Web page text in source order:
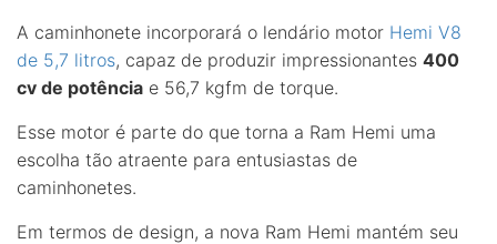
A caminhonete incorporará o lendário motor Hemi V8
de 5,7 litros, capaz de produzir impressionantes 400
cv de potência e 56,7 kgfm de torque.
Esse motor é parte do que torna a Ram Hemi uma
escolha tão atraente para entusiastas de
caminhonetes.
Em termos de design, a nova Ram Hemi mantém seu